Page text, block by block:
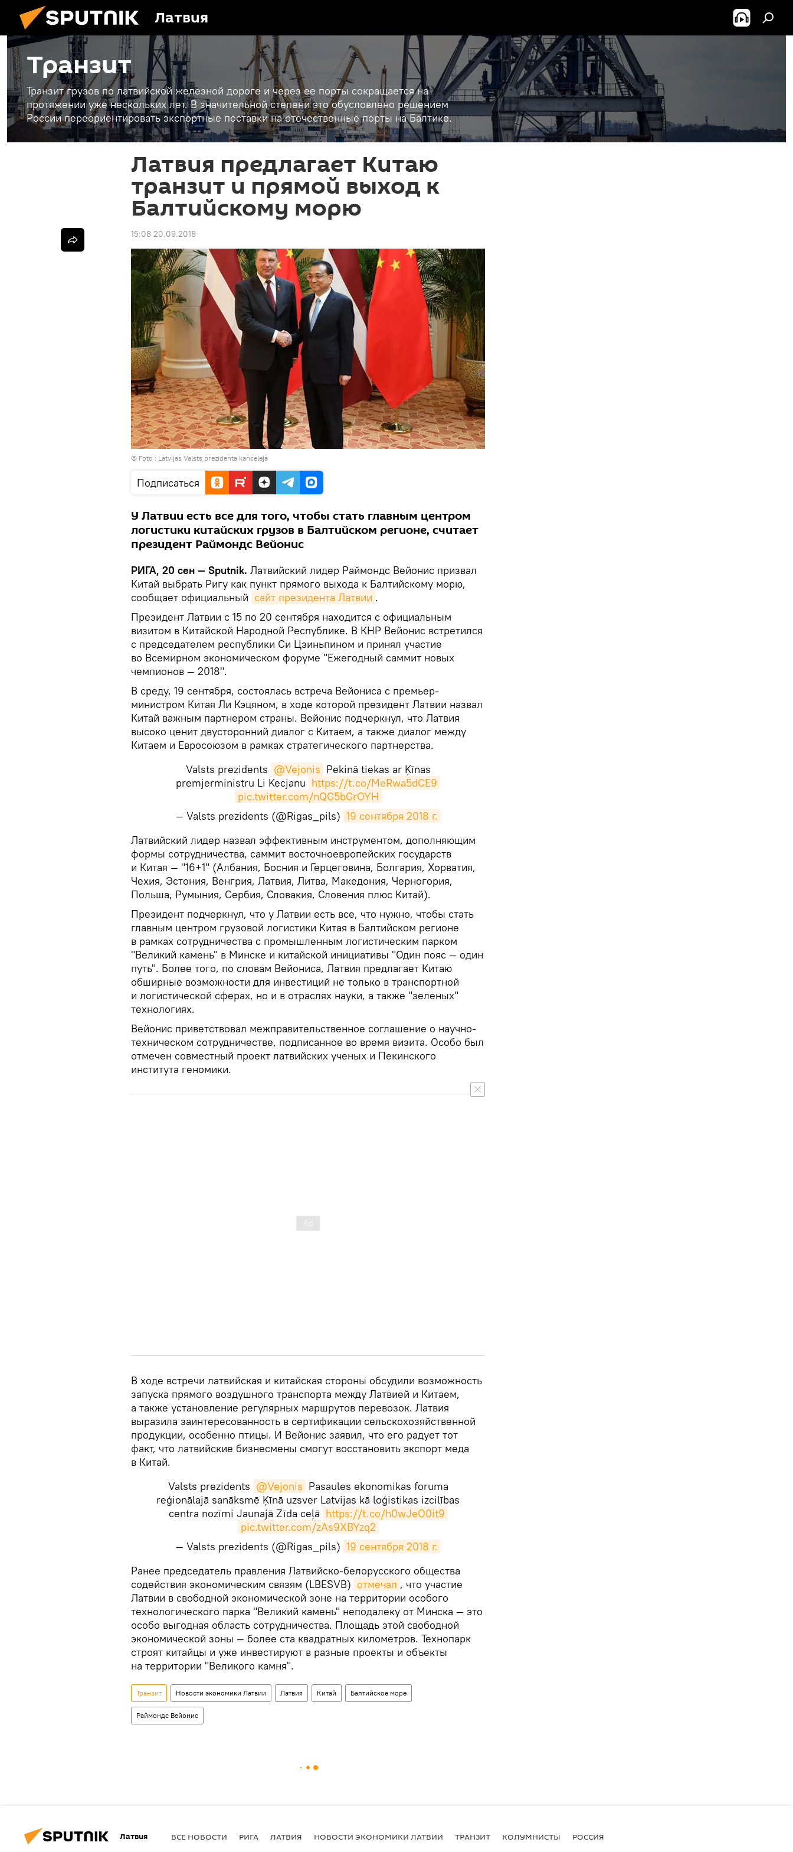
Латвия
Транзит
Транзит грузов по латвийской железной дороге и через ее порты сокращается на
протяжении уже нескольких лет. В значительной степени это обусловлено решением
России переориентировать экспортные поставки на отечественные порты на Балтике.
Латвия предлагает Китаю
транзит и прямой выход к
Балтийскому морю
15:08 20.09.2018
© Foto : Latvijas Valsts prezidenta kanceleja
Подписаться
У Латвии есть все для того, чтобы стать главным центром
логистики китайских грузов в Балтийском регионе, считает
президент Раймондс Вейонис
РИГА, 20 сен — Sputnik. Латвийский лидер Раймондс Вейонис призвал
Китай выбрать Ригу как пункт прямого выхода к Балтийскому морю,
сообщает официальный сайт президента Латвии .
Президент Латвии с 15 по 20 сентября находится с официальным
визитом в Китайской Народной Республике. В КНР Вейонис встретился
с председателем республики Си Цзиньпином и принял участие
во Всемирном экономическом форуме "Ежегодный саммит новых
чемпионов — 2018".
В среду, 19 сентября, состоялась встреча Вейониса с премьер-
министром Китая Ли Кэцяном, в ходе которой президент Латвии назвал
Китай важным партнером страны. Вейонис подчеркнул, что Латвия
высоко ценит двусторонний диалог с Китаем, а также диалог между
Китаем и Евросоюзом в рамках стратегического партнерства.
Valsts prezidents @Vejonis Pekinā tiekas ar Ķīnas
premjerministru Li Kecjanu https://t.co/MeRwa5dCE9
pic.twitter.com/nQG5bGrOYH
— Valsts prezidents (@Rigas_pils) 19 сентября 2018 г.
​Латвийский лидер назвал эффективным инструментом, дополняющим
формы сотрудничества, саммит восточноевропейских государств
и Китая — "16+1" (Албания, Босния и Герцеговина, Болгария, Хорватия,
Чехия, Эстония, Венгрия, Латвия, Литва, Македония, Черногория,
Польша, Румыния, Сербия, Словакия, Словения плюс Китай).
Президент подчеркнул, что у Латвии есть все, что нужно, чтобы стать
главным центром грузовой логистики Китая в Балтийском регионе
в рамках сотрудничества с промышленным логистическим парком
"Великий камень" в Минске и китайской инициативы "Один пояс — один
путь". Более того, по словам Вейониса, Латвия предлагает Китаю
обширные возможности для инвестиций не только в транспортной
и логистической сферах, но и в отраслях науки, а также "зеленых"
технологиях.
Вейонис приветствовал межправительственное соглашение о научно-
техническом сотрудничестве, подписанное во время визита. Особо был
отмечен совместный проект латвийских ученых и Пекинского
института геномики.
В ходе встречи латвийская и китайская стороны обсудили возможность
запуска прямого воздушного транспорта между Латвией и Китаем,
а также установление регулярных маршрутов перевозок. Латвия
выразила заинтересованность в сертификации сельскохозяйственной
продукции, особенно птицы. И Вейонис заявил, что его радует тот
факт, что латвийские бизнесмены смогут восстановить экспорт меда
в Китай.
Valsts prezidents @Vejonis Pasaules ekonomikas foruma
reģionālajā sanāksmē Ķīnā uzsver Latvijas kā loģistikas izcilības
centra nozīmi Jaunajā Zīda ceļā https://t.co/h0wJeO0it9
pic.twitter.com/zAs9XBYzq2
— Valsts prezidents (@Rigas_pils) 19 сентября 2018 г.
​Ранее председатель правления Латвийско-белорусского общества
содействия экономическим связям (LBESVB) отмечал , что участие
Латвии в свободной экономической зоне на территории особого
технологического парка "Великий камень" неподалеку от Минска — это
особо выгодная область сотрудничества. Площадь этой свободной
экономической зоны — более ста квадратных километров. Технопарк
строят китайцы и уже инвестируют в разные проекты и объекты
на территории "Великого камня".
Транзит Новости экономики Латвии Латвия Китай Балтийское море
Раймондс Вейонис
Латвия ВСЕ НОВОСТИ РИГА ЛАТВИЯ НОВОСТИ ЭКОНОМИКИ ЛАТВИИ ТРАНЗИТ КОЛУМНИСТЫ РОССИЯ